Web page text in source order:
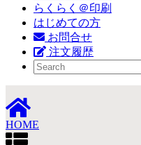
らくらく＠印刷
はじめての方
お問合せ
注文履歴
HOME